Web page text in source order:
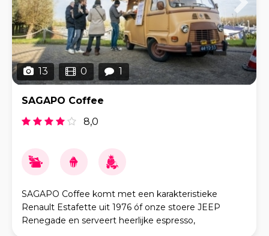
13 0 1
SAGAPO Coffee
8,0
SAGAPO Coffee komt met een karakteristieke
Renault Estafette uit 1976 óf onze stoere JEEP
Renegade en serveert heerlijke espresso,